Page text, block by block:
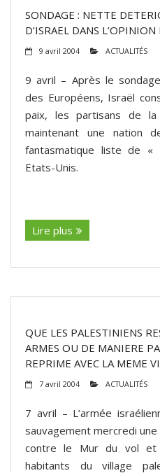
SONDAGE : NETTE
D’ISRAEL DANS
9 avril 2004 ACTUALITÉS
9 avril – Après le
des Européens, Israël
paix, les partisans de la
maintenant une nation
fantasmatique liste de
Etats-Unis.
Lire plus
QUE LES PALESTINIENS
ARMES OU DE MANIERE
REPRIME AVEC LA MEME
7 avril 2004 ACTUALITÉS
7 avril – L’armée
sauvagement mercredi
contre le Mur du vol et
habitants du village